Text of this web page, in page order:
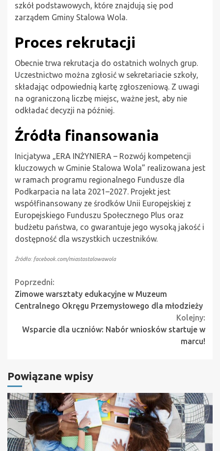
szkół podstawowych, które znajdują się pod
zarządem Gminy Stalowa Wola.
Proces rekrutacji
Obecnie trwa rekrutacja do ostatnich wolnych grup.
Uczestnictwo można zgłosić w sekretariacie szkoły,
składając odpowiednią kartę zgłoszeniową. Z uwagi
na ograniczoną liczbę miejsc, ważne jest, aby nie
odkładać decyzji na później.
Źródła finansowania
Inicjatywa „ERA INŻYNIERA – Rozwój kompetencji
kluczowych w Gminie Stalowa Wola” realizowana jest
w ramach programu regionalnego Fundusze dla
Podkarpacia na lata 2021–2027. Projekt jest
współfinansowany ze środków Unii Europejskiej z
Europejskiego Funduszu Społecznego Plus oraz
budżetu państwa, co gwarantuje jego wysoką jakość i
dostępność dla wszystkich uczestników.
Źródło: facebook.com/miastostalowawola
Continue
Reading
Poprzedni:
Zimowe warsztaty edukacyjne w Muzeum
Centralnego Okręgu Przemysłowego dla młodzieży
Kolejny:
Wsparcie dla uczniów: Nabór wniosków startuje w
marcu!
Powiązane wpisy